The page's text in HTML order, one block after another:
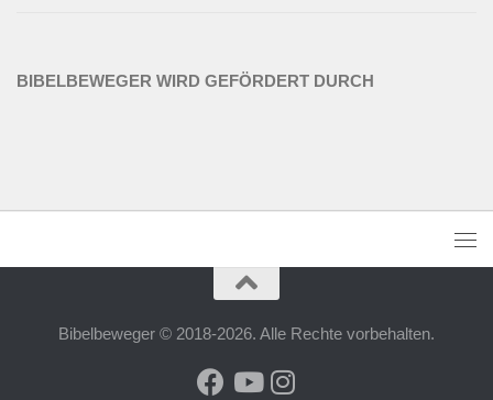
BIBELBEWEGER WIRD GEFÖRDERT DURCH
Bibelbeweger © 2018-2026. Alle Rechte vorbehalten.